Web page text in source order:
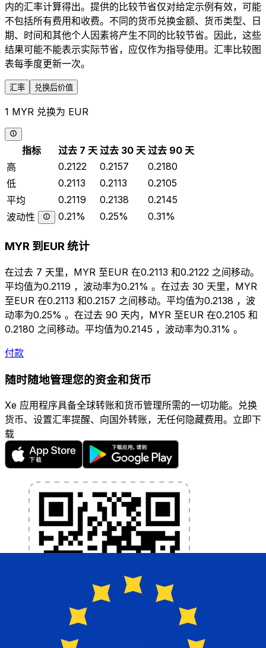
内的汇率计算得出。提供的比较节省仅对给定示例有效，可能
不包括所有费用和收费。不同的货币兑换金额、货币类型、日
期、时间和其他个人因素将产生不同的比较节省。因此，这些
结果可能不能表示实际节省，应仅作为指导使用。汇率比较图
表每季度更新一次。
汇率 兑换后价值
1 MYR 兑换为 EUR
指标 过去 7 天 过去 30 天 过去 90 天
高
0.2122 0.2157
0.2180
低
0.2113 0.2113
0.2105
平均
0.2119 0.2138
0.2145
波动性
0.21% 0.25% 0.31%
MYR 到EUR 统计
在过去 7 天里，MYR 至EUR 在0.2113 和0.2122 之间移动。
平均值为0.2119 ，波动率为0.21% 。在过去 30 天里，MYR
至EUR 在0.2113 和0.2157 之间移动。平均值为0.2138 ，波
动率为0.25% 。在过去 90 天内，MYR 至EUR 在0.2105 和
0.2180 之间移动。平均值为0.2145 ，波动率为0.31% 。
付款
随时随地管理您的资金和货币
Xe 应用程序具备全球转账和货币管理所需的一切功能。兑换
货币、设置汇率提醒、向国外转账，无任何隐藏费用。立即下
载